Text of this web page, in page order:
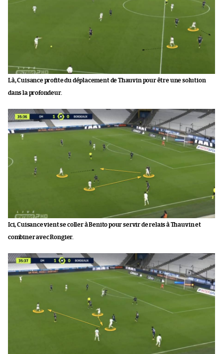
Là, Cuisance profite du déplacement de Thauvin pour être une solution
dans la profondeur.
Ici, Cuisance vient se coller à Benito pour servir de relais à Thauvin et
combiner avec Rongier.